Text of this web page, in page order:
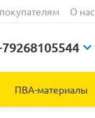
О нас
ПВА-материалы